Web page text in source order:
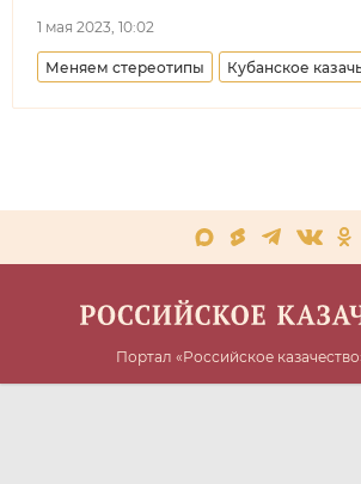
1 мая 2023, 10:02
Меняем стереотипы Кубанское
Краснодарский край Образование
Портал «Российское